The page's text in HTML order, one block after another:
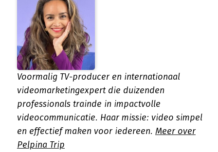
Voormalig TV-producer en internationaal
videomarketingexpert die duizenden
professionals trainde in impactvolle
videocommunicatie. Haar missie: video simpel
en effectief maken voor iedereen. Meer over
Pelpina Trip